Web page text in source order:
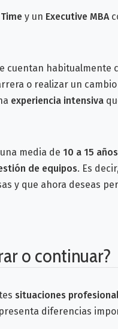
y un Executive MBA
cuentan habitualmente
o realizar un
experiencia intensiva
media de 10 a 15
de equipos. Es
y que ahora deseas
o continuar?
situaciones
diferencias